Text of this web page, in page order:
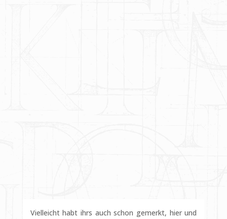
Vielleicht habt ihrs auch schon gemerkt, hier und